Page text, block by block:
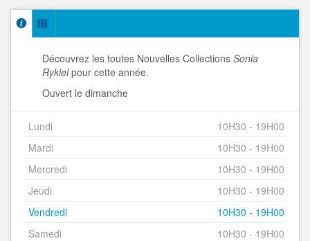
Découvrez les toutes Nouvelles Collections Sonia
Rykielpour cette année.
Ouvert le dimanche
Lundi
10H30 - 19H00
Mardi
10H30 - 19H00
Mercredi
10H30 - 19H00
Jeudi
10H30 - 19H00
Vendredi
10H30 - 19H00
Samedi
10H30 - 19H00